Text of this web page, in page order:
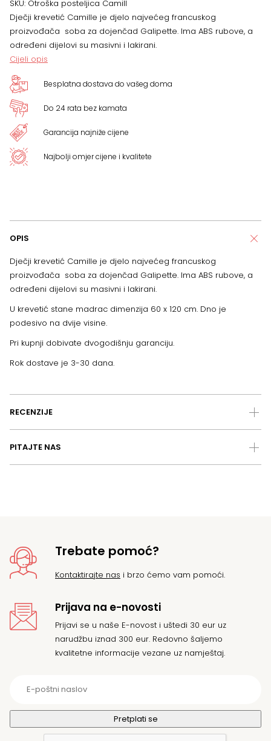
124
x
82
cm
količina
SKU: Otroška posteljica Camill
Dječji krevetić Camille je djelo najvećeg francuskog
proizvođača soba za dojenčad Galipette. Ima ABS rubove, a
određeni dijelovi su masivni i lakirani.
Cijeli opis
Besplatna dostava do vašeg doma
Do 24 rata bez kamata
Garancija najniže cijene
Najbolji omjer cijene i kvalitete
OPIS
Dječji krevetić Camille je djelo najvećeg francuskog
proizvođača soba za dojenčad Galipette. Ima ABS rubove, a
određeni dijelovi su masivni i lakirani.
U krevetić stane madrac dimenzija 60 x 120 cm. Dno je
podesivo na dvije visine.
Pri kupnji dobivate dvogodišnju garanciju.
Rok dostave je 3-30 dana.
RECENZIJE
PITAJTE NAS
Trebate pomoć?
Kontaktirajte nas i brzo ćemo vam pomoći.
Prijava na e-novosti
Prijavi se u naše E-novost i uštedi 30 eur uz
narudžbu iznad 300 eur. Redovno šaljemo
kvalitetne informacije vezane uz namještaj.